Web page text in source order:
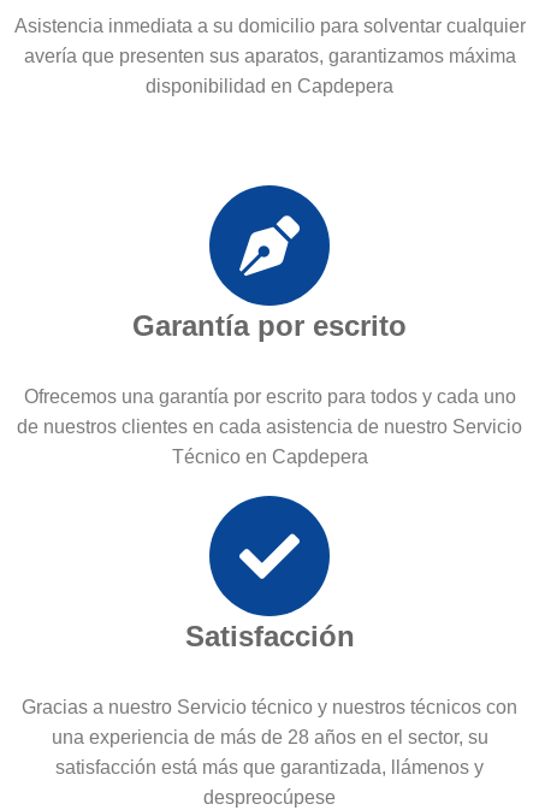
Asistencia inmediata a su domicilio para solventar cualquier
avería que presenten sus aparatos, garantizamos máxima
disponibilidad en Capdepera
Garantía por escrito
Ofrecemos una garantía por escrito para todos y cada uno
de nuestros clientes en cada asistencia de nuestro Servicio
Técnico en Capdepera
Satisfacción
Gracias a nuestro Servicio técnico y nuestros técnicos con
una experiencia de más de 28 años en el sector, su
satisfacción está más que garantizada, llámenos y
despreocúpese